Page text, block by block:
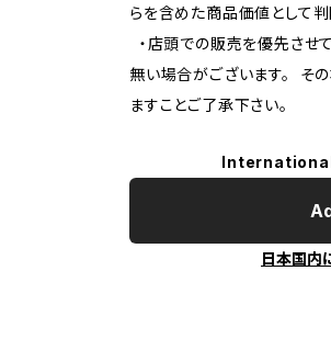
らを含めた商品価値として判
・店頭での販売を優先させ
無い場合がございます。 そ
ますことご了承下さい。
日本国内